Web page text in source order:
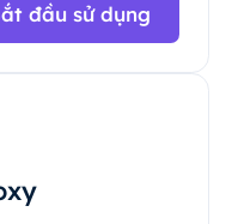
đầu sử dụng